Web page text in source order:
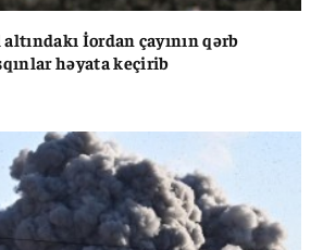
İordan çayının qərb
həyata keçirib